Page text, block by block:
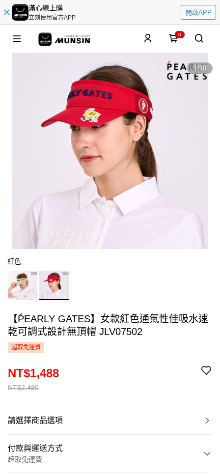
滿心線上購
立刻使用官方APP
開啟APP
0
1/10
紅色
【ṔEARLY GATES】女款紅色通氣性佳吸水速
乾可調式設計無頂帽 JLV07502
超取免運費
NT$2,480
NT$1,488
請選擇商品選項
付款與運送方式
超取免運費